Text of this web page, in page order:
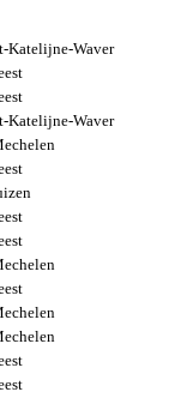
Katelijne-Waver
Katelijne-Waver